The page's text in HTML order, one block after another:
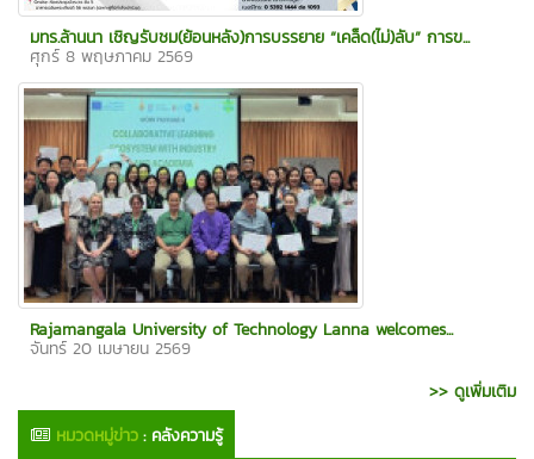
มทร.ล้านนา เชิญรับชม(ย้อนหลัง)การบรรยาย “เคล็ด(ไม่)ลับ” การข...
ศุกร์ 8 พฤษภาคม 2569
Rajamangala University of Technology Lanna welcomes...
จันทร์ 20 เมษายน 2569
>> ดูเพิ่มเติม
หมวดหมู่ข่าว: คลังความรู้